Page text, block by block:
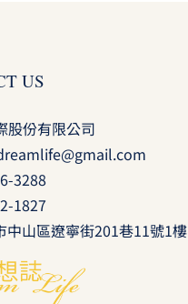
US
股份有限公司
3288
1827
中山區遼寧街201巷11號1樓